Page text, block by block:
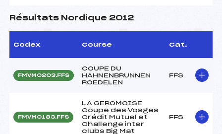
Résultats Nordique 2012
Codex Course Cat.
FMVM0203.FFS
COUPE DU
HAHNENBRUNNEN
ROEDELEN
FFS
FMVM0183.FFS
LA GEROMOISE
Coupe des Vosges
Crédit Mutuel et
Challenge inter
clubs Big Mat
FFS